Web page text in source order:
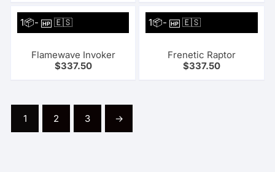
1📦-HP 🇪🇸
Flamewave Invoker
$337.50
1📦-HP 🇪🇸
Frenetic Raptor
$337.50
1 2 3 →